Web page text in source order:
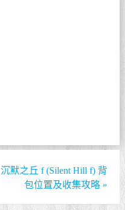
沉默之丘 f (Silent Hill f) 背
包位置及收集攻略 »